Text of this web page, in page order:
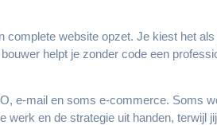
website opzet. Je kiest het
helpt je zonder code een
e-mail en soms e-commerce. Soms
en de strategie uit handen, terwijl